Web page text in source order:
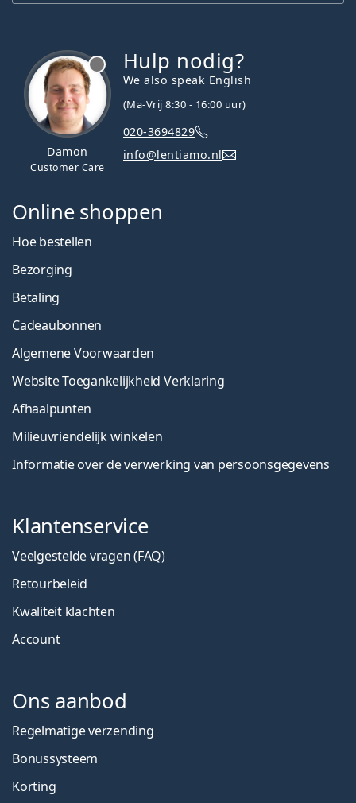
Damon
Customer Care
Hulp nodig?
We also speak English
(Ma-Vrij 8:30 - 16:00 uur)
020-3694829
info@lentiamo.nl
Online shoppen
Hoe bestellen
Bezorging
Betaling
Cadeaubonnen
Algemene Voorwaarden
Website Toegankelijkheid Verklaring
Afhaalpunten
Milieuvriendelijk winkelen
Informatie over de verwerking van persoonsgegevens
Klantenservice
Veelgestelde vragen (FAQ)
Retourbeleid
Kwaliteit klachten
Account
Ons aanbod
Regelmatige verzending
Bonussysteem
Korting